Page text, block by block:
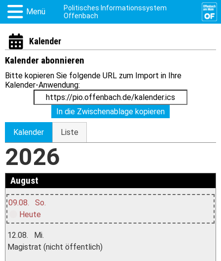
Menü
Politisches Informationssystem
Offenbach
Kalender
Kalender abonnieren
Bitte kopieren Sie folgende URL zum Import in Ihre
Kalender-Anwendung:
In die Zwischenablage kopieren
Kalender Liste
2026
August
09.08.
So.
Heute
12.08.
Mi.
Magistrat (nicht öffentlich)